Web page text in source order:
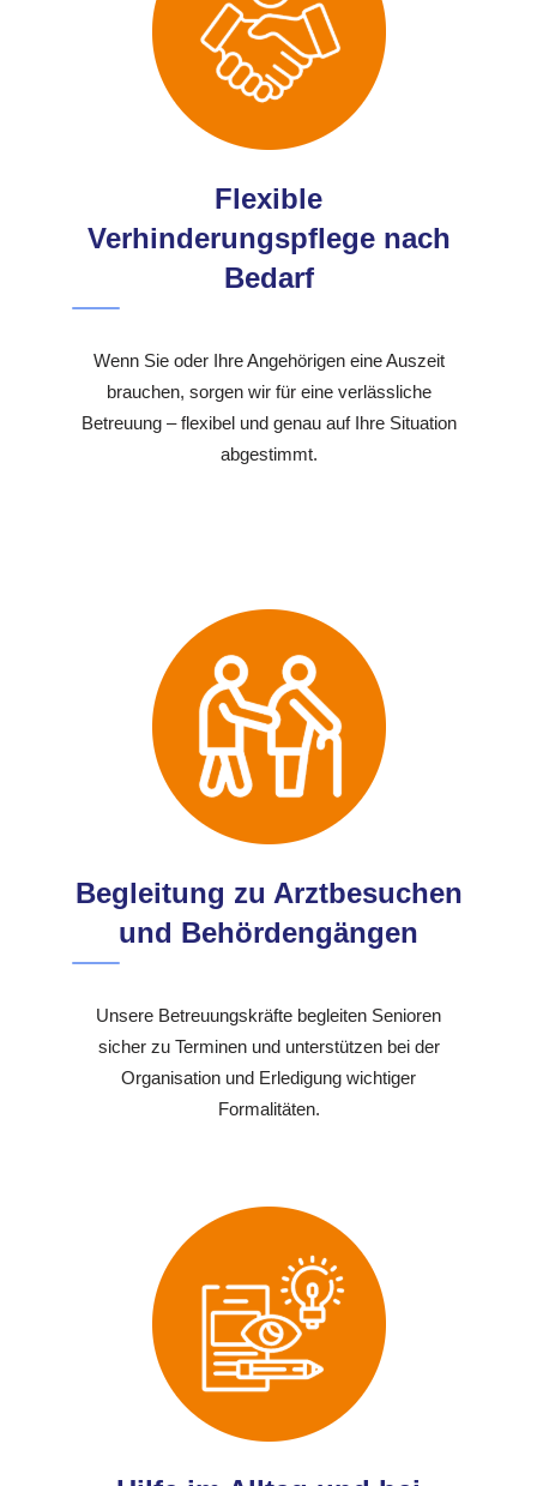
Flexible
Verhinderungspflege nach
Bedarf
Wenn Sie oder Ihre Angehörigen eine Auszeit
brauchen, sorgen wir für eine verlässliche
Betreuung – flexibel und genau auf Ihre Situation
abgestimmt.
Begleitung zu Arztbesuchen
und Behördengängen
Unsere Betreuungskräfte begleiten Senioren
sicher zu Terminen und unterstützen bei der
Organisation und Erledigung wichtiger
Formalitäten.